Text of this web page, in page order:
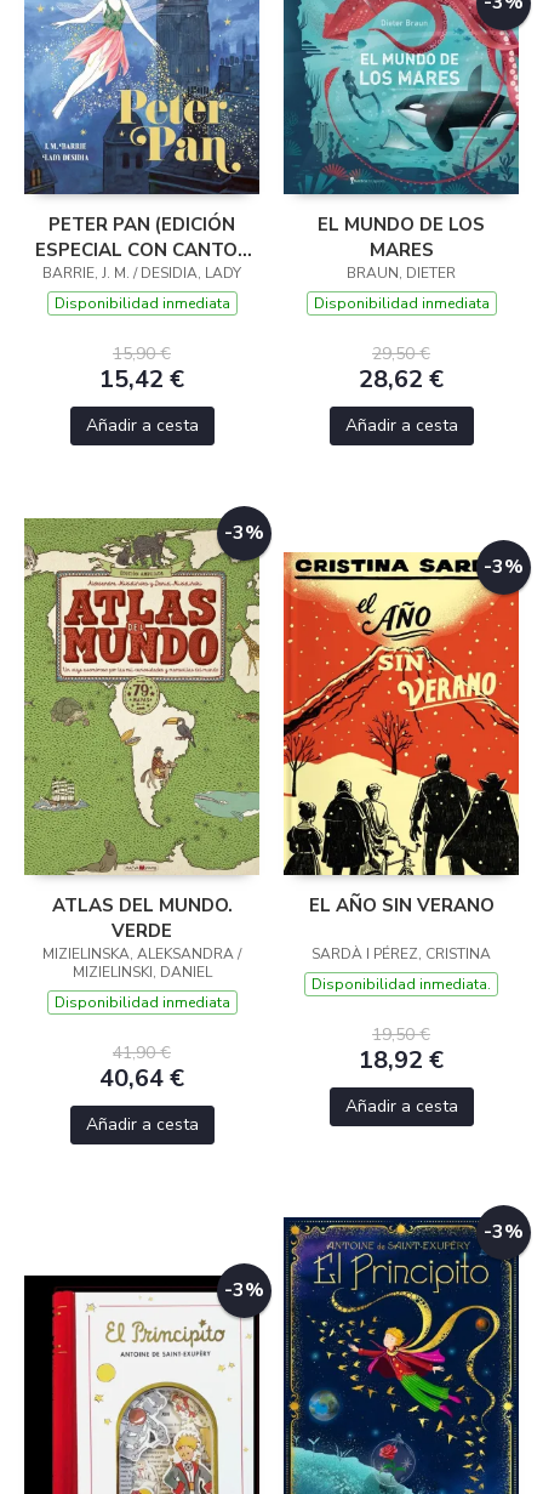
PETER PAN (EDICIÓN
ESPECIAL CON CANTOS
TINTADOS)
BARRIE, J. M. / DESIDIA, LADY
Disponibilidad inmediata
15,90 €
15,42 €
Añadir a cesta
EL MUNDO DE LOS
MARES
BRAUN, DIETER
Disponibilidad inmediata
29,50 €
28,62 €
Añadir a cesta
-3%
ATLAS DEL MUNDO.
VERDE
MIZIELINSKA, ALEKSANDRA /
MIZIELINSKI, DANIEL
Disponibilidad inmediata
41,90 €
40,64 €
Añadir a cesta
-3%
EL AÑO SIN VERANO
SARDÀ I PÉREZ, CRISTINA
Disponibilidad inmediata.
19,50 €
18,92 €
Añadir a cesta
-3%
-3%